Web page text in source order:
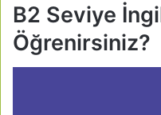
B2 Seviye
Öğrenirsiniz?